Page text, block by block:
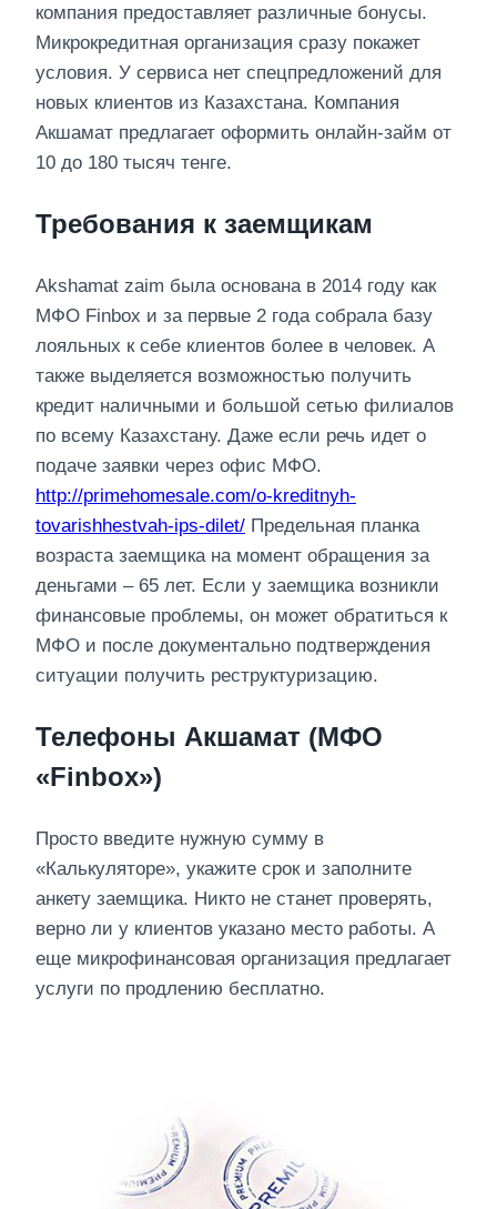
компания предоставляет различные бонусы.
Микрокредитная организация сразу покажет
условия. У сервиса нет спецпредложений для
новых клиентов из Казахстана. Компания
Акшамат предлагает оформить онлайн-займ от
10 до 180 тысяч тенге.
Требования к заемщикам
Akshamat zaim была основана в 2014 году как
МФО Finbox и за первые 2 года собрала базу
лояльных к себе клиентов более в человек. А
также выделяется возможностью получить
кредит наличными и большой сетью филиалов
по всему Казахстану. Даже если речь идет о
подаче заявки через офис МФО.
http://primehomesale.com/o-kreditnyh-
tovarishhestvah-ips-dilet/ Предельная планка
возраста заемщика на момент обращения за
деньгами – 65 лет. Если у заемщика возникли
финансовые проблемы, он может обратиться к
МФО и после документально подтверждения
ситуации получить реструктуризацию.
Телефоны Акшамат (МФО
«Finbox»)
Просто введите нужную сумму в
«Калькуляторе», укажите срок и заполните
анкету заемщика. Никто не станет проверять,
верно ли у клиентов указано место работы. А
еще микрофинансовая организация предлагает
услуги по продлению бесплатно.